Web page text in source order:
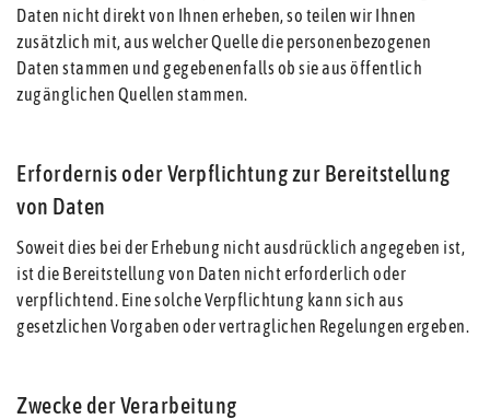
Daten nicht direkt von Ihnen erheben, so teilen wir Ihnen
zusätzlich mit, aus welcher Quelle die personenbezogenen
Daten stammen und gegebenenfalls ob sie aus öffentlich
zugänglichen Quellen stammen.
Erfordernis oder Verpflichtung zur Bereitstellung
von Daten
Soweit dies bei der Erhebung nicht ausdrücklich angegeben ist,
ist die Bereitstellung von Daten nicht erforderlich oder
verpflichtend. Eine solche Verpflichtung kann sich aus
gesetzlichen Vorgaben oder vertraglichen Regelungen ergeben.
Zwecke der Verarbeitung